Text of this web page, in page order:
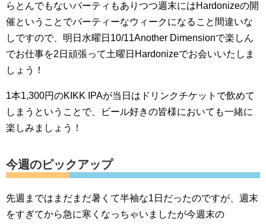
らとんでもないパーティもありつつ週末にはHardonizeの開
催ということでパーティーなウィークになること間違いな
しですので、明日水曜日10/11Another Dimensionで楽しん
でお仕事を2日頑張って土曜日Hardonizeでお会いいたしま
しょう！
1本1,300円のKIKK IPAが当日はドリンクチケットで飲めて
しまうということで、ビール好きの皆様においても一緒に
楽しみましょう！
今週のピックアップ
先週まではまだまだ暑くて半袖な1日だったのですが、週末
をすぎてから急に寒くなっちゃいましたが今週末の